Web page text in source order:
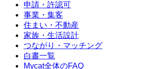
申請・許認可
事業・集客
住まい・不動産
家族・生活設計
つながり・マッチング
白書一覧
Mycat全体のFAQ